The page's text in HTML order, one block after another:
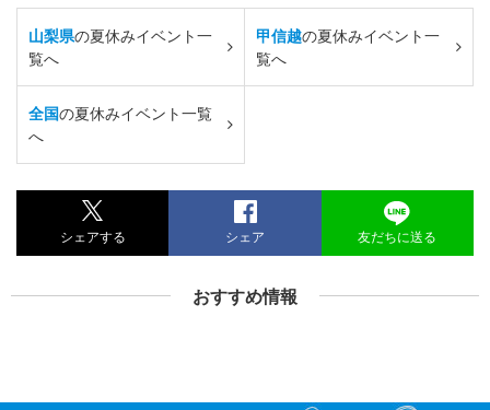
山梨県の夏休みイベント一
覧へ
甲信越の夏休みイベント一
覧へ
全国の夏休みイベント一覧
へ
シェアする シェア 友だちに送る
おすすめ情報